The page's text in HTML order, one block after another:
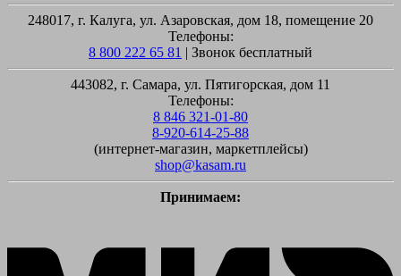
248017, г. Калуга, ул. Азаровская, дом 18, помещение 20
Телефоны:
8 800 222 65 81 | Звонок бесплатный
443082, г. Самара, ул. Пятигорская, дом 11
Телефоны:
8 846 321-01-80
8-920-614-25-88
(интернет-магазин, маркетплейсы)
shop@kasam.ru
Принимаем: